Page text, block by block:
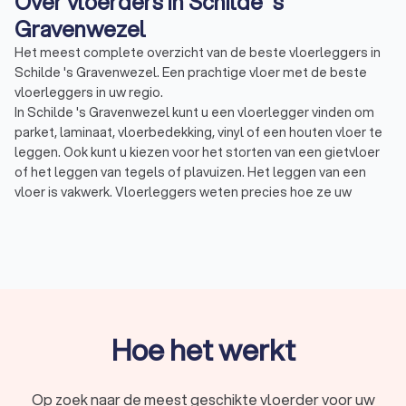
Gravenwezel
Het meest complete overzicht van de beste vloerleggers in
Schilde 's Gravenwezel. Een prachtige vloer met de beste
vloerleggers in uw regio.
In Schilde 's Gravenwezel kunt u een vloerlegger vinden om
parket, laminaat, vloerbedekking, vinyl of een houten vloer te
leggen. Ook kunt u kiezen voor het storten van een gietvloer
of het leggen van tegels of plavuizen. Het leggen van een
vloer is vakwerk. Vloerleggers weten precies hoe ze uw
Laminaat: Laminaat vloeren zijn verkrijgbaar in allerlei
Hoe het werkt
Op zoek naar de meest geschikte vloerder voor uw